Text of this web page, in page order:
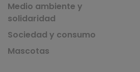
Medio ambiente y
solidaridad
Sociedad y consumo
Mascotas